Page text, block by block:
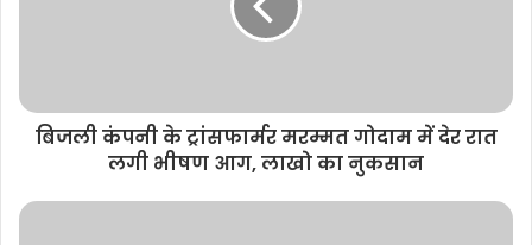
बिजली कंपनी के ट्रांसफार्मर मरम्मत गोदाम में देर रात
लगी भीषण आग, लाखो का नुकसान